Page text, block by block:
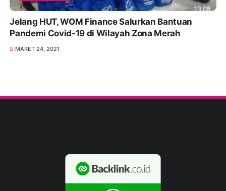
Jelang HUT, WOM Finance Salurkan Bantuan
Pandemi Covid-19 di Wilayah Zona Merah
MARET 24, 2021